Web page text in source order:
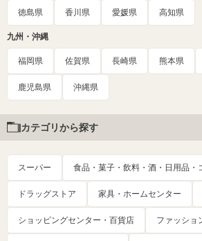
徳島県 香川県 愛媛県 高知県
九州・沖縄
福岡県 佐賀県 長崎県 熊本県
鹿児島県 沖縄県
カテゴリから探す
スーパー 食品・菓子・飲料・酒・日用品・
ドラッグストア 家具・ホームセンター
ショッピングセンター・百貨店 ファッショ